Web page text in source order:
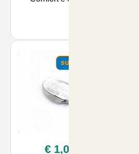
SUMMER
€ 1,00